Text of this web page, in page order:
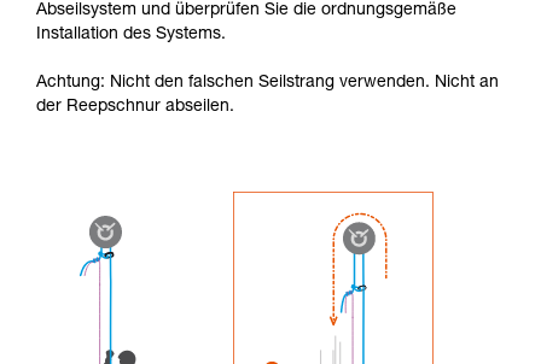
Abseilsystem und überprüfen Sie die ordnungsgemäße
Installation des Systems.
Achtung: Nicht den falschen Seilstrang verwenden. Nicht an
der Reepschnur abseilen.